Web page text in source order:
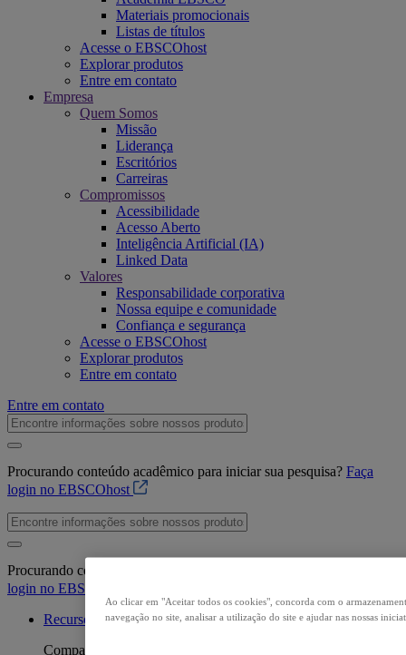
Materiais promocionais
Listas de títulos
Acesse o EBSCOhost
Explorar produtos
Entre em contato
Empresa
Quem Somos
Missão
Liderança
Escritórios
Carreiras
Compromissos
Acessibilidade
Acesso Aberto
Inteligência Artificial (IA)
Linked Data
Valores
Responsabilidade corporativa
Nossa equipe e comunidade
Confiança e segurança
Acesse o EBSCOhost
Explorar produtos
Entre em contato
Entre em contato
Procurando conteúdo acadêmico para iniciar sua pesquisa? Faça
login no EBSCOhost
Procurando conteúdo acadêmico para iniciar sua pesquisa?
login no EBSCOhost
Recursos
Compartilhar
Ao clicar em "Aceitar todos os cookies", concorda com o
navegação no site, analisar a utilização do site e ajudar nas nossas